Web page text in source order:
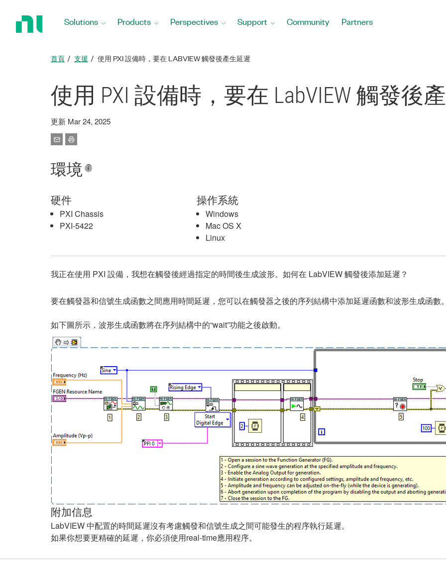
Solutions Products Perspectives Support Community Partners
首頁 支援 使用 PXI 設備時，要在 LABVIEW 觸發後產生延遲
使用 PXI 設備時，要在 LabVIEW 觸發後
更新 Mar 24, 2025
環境
硬件
PXI Chassis
PXI-5422
操作系統
Windows
Mac OS X
Linux
我正在使用 PXI 設備，我想在觸發後經過指定的時間後生成波形。如何在 LabVIEW 觸發後添加延遲？
要在觸發器和信號生成函數之間應用時間延遲，您可以在觸發器之後的序列結構中添加延遲函數和波形生成函數
如下圖所示，波形生成函數將在序列結構中的“wait”功能之後啟動。
附加信息
LabVIEW 中配置的時間延遲沒有考慮觸發和信號生成之間可能發生的程序執行延遲。
如果你想要更精確的延遲，你必須使用real-time應用程序。